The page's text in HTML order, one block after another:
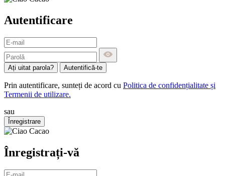
Autentificare
Ați uitat parola? Autentifică-te
Prin autentificare, sunteți de acord cu Politica de confidențialitate și
Termenii de utilizare.
sau
Înregistrare
Înregistrați-vă